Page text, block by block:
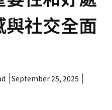
與社交全面
September 25, 2025